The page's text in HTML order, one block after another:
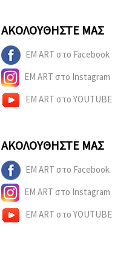
ΑΚΟΛΟΥΘΉΣΤΕ ΜΑΣ
EM ART στο Facebook
EM ART στο Instagram
EM ART στο YOUTUBE
ΑΚΟΛΟΥΘΉΣΤΕ ΜΑΣ
EM ART στο Facebook
EM ART στο Instagram
EM ART στο YOUTUBE